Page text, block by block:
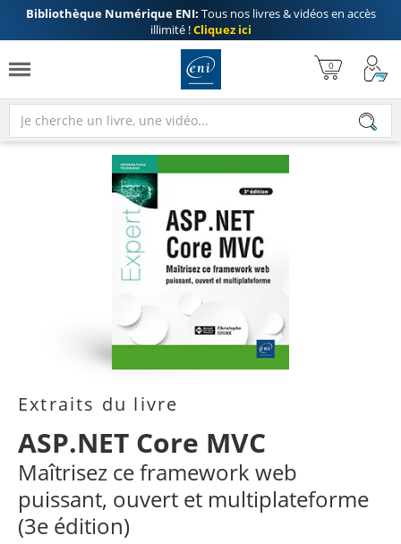
Bibliothèque Numérique ENI: Tous nos livres & vidéos en accès
illimité !Cliquez ici
Extraits du livre
ASP.NET Core MVC
Maîtrisez ce framework web
puissant, ouvert et multiplateforme
(3e édition)